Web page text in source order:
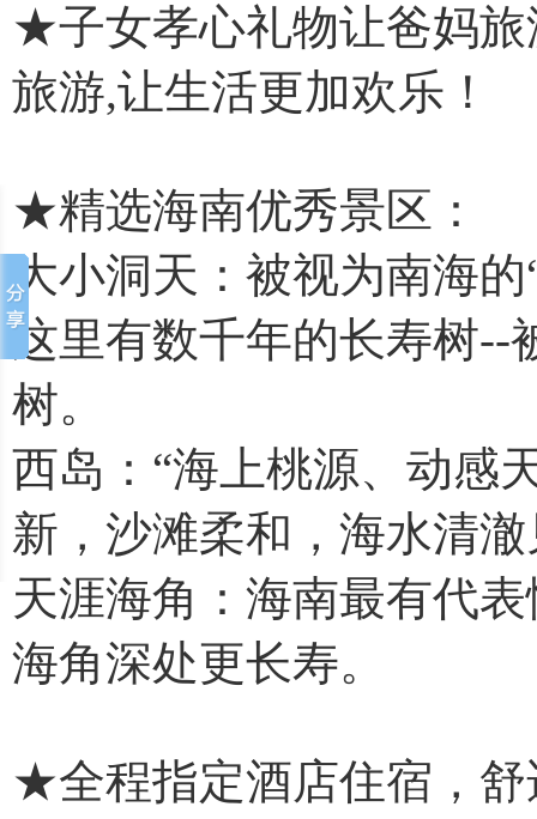
★子女孝心礼物让爸妈
旅游,让生活更加欢乐！
★精选海南优秀景区：
大小洞天：被视为南海
这里有数千年的长寿树--
树。
西岛：“海上桃源、动感
新，沙滩柔和，海水清
天涯海角：海南最有代
海角深处更长寿。
★全程指定酒店住宿，